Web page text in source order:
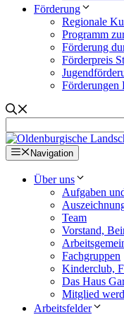
Förderung
Regionale
Programm
Förderung
Förderpreis
Förderungen
Navigation
Über uns
Aufgaben
Team
Vorstand,
Fachgruppen
Kinderclub,
Das Haus
Mitglied
Arbeitsfelder